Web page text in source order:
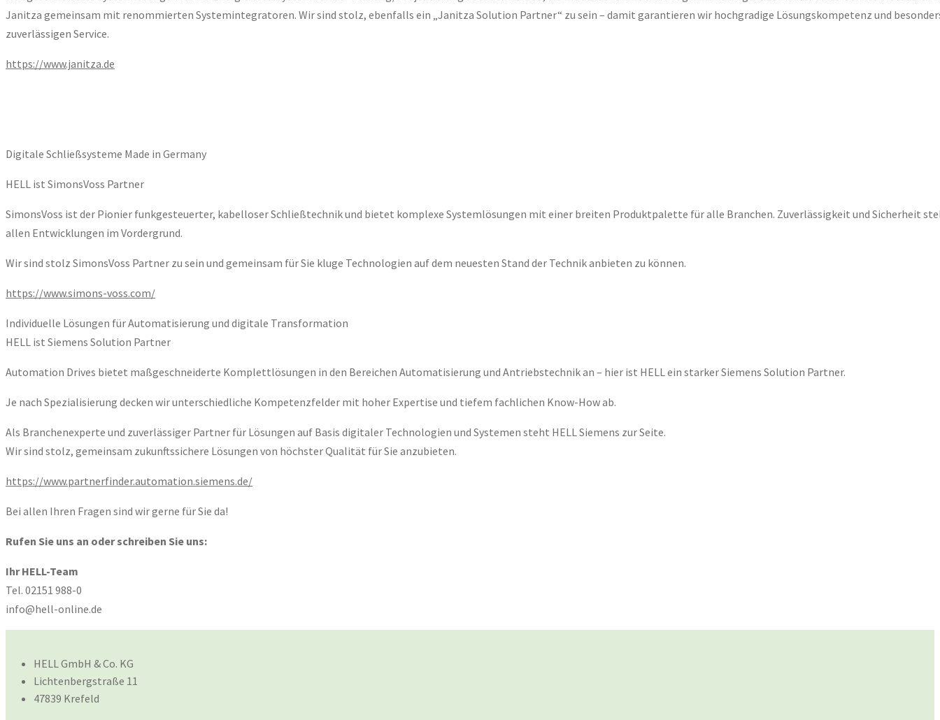
Janitza gemeinsam mit renommierten Systemintegratoren. Wir sind stolz, ebenfalls ein „Janitza Solution Partner“ zu sein – damit garantieren wir hochgradige Lösungskompetenz und
zuverlässigen Service.
https://www.janitza.de
Digitale Schließsysteme Made in Germany
HELL ist SimonsVoss Partner
SimonsVoss ist der Pionier funkgesteuerter, kabelloser Schließtechnik und bietet komplexe Systemlösungen mit einer breiten Produktpalette für alle Branchen. Zuverlässigkeit und Sicherheit
allen Entwicklungen im Vordergrund.
Wir sind stolz SimonsVoss Partner zu sein und gemeinsam für Sie kluge Technologien auf dem neuesten Stand der Technik anbieten zu können.
https://www.simons-voss.com/
Individuelle Lösungen für Automatisierung und digitale Transformation
HELL ist Siemens Solution Partner
Automation Drives bietet maßgeschneiderte Komplettlösungen in den Bereichen Automatisierung und Antriebstechnik an – hier ist HELL ein starker Siemens Solution Partner.
Je nach Spezialisierung decken wir unterschiedliche Kompetenzfelder mit hoher Expertise und tiefem fachlichen Know-How ab.
Als Branchenexperte und zuverlässiger Partner für Lösungen auf Basis digitaler Technologien und Systemen steht HELL Siemens zur Seite.
Wir sind stolz, gemeinsam zukunftssichere Lösungen von höchster Qualität für Sie anzubieten.
https://www.partnerfinder.automation.siemens.de/
Bei allen Ihren Fragen sind wir gerne für Sie da!
Rufen Sie uns an oder schreiben Sie uns:
Ihr HELL-Team
Tel. 02151 988-0
info@hell-online.de
HELL GmbH & Co. KG
Lichtenbergstraße 11
47839 Krefeld